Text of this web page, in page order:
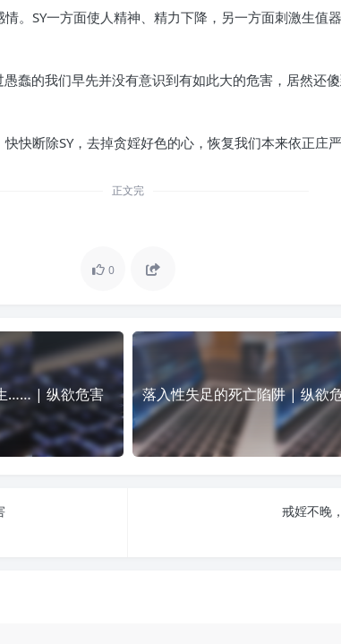
。SY一方面使人精神、精力下降，另一方面刺激生值
蠢的我们早先并没有意识到有如此大的危害，居然还
断除SY，去掉贪婬好色的心，恢复我们本来依正庄严
正文完
0
…… | 纵欲危害 落入性失足的死亡陷阱 | 纵欲
戒婬不晚